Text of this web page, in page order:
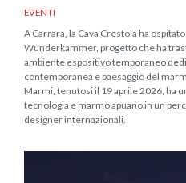
EVENTI
A Carrara, la Cava Crestola ha
Wunderkammer, progetto che ha
ambiente espositivo temporaneo
contemporanea e paesaggio del
Marmi, tenutosi il 19 aprile 2026, ha
tecnologia e marmo apuano in un
designer internazionali.